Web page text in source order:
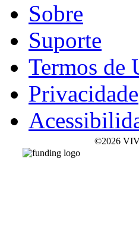
Sobre
Suporte
Termos de
Privacidade
©2026